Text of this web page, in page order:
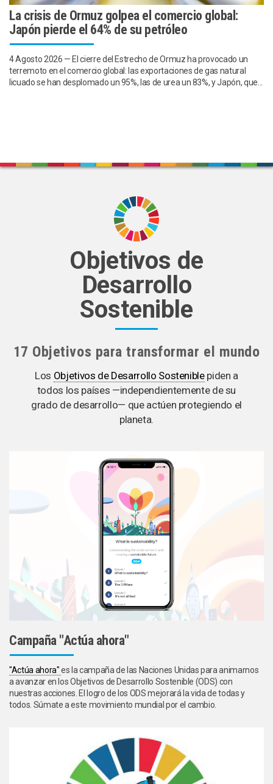
La crisis de Ormuz golpea el comercio global:
Japón pierde el 64% de su petróleo
4 Agosto 2026 — El cierre del Estrecho de Ormuz ha provocado un
terremoto en el comercio global: las exportaciones de gas natural
licuado se han desplomado un 95%, las de urea un 83%, y Japón, que...
Objetivos de
Desarrollo
Sostenible
17 Objetivos para transformar el mundo
Los Objetivos de Desarrollo Sosteniblepiden a
todos los países —independientemente de su
grado de desarrollo— que actúen protegiendo el
planeta.
Campaña "Actúa ahora"
"Actúa ahora"es la campaña de las Naciones Unidas para animarnos
a avanzar en los Objetivos de Desarrollo Sostenible (ODS) con
nuestras acciones. El logro de los ODS mejorará la vida de todas y
todos. Súmate a este movimiento mundial por el cambio.